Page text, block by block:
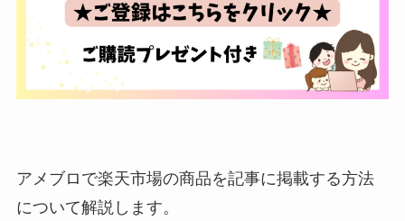
アメブロで楽天市場の商品を記事に掲載する方法
について解説します。